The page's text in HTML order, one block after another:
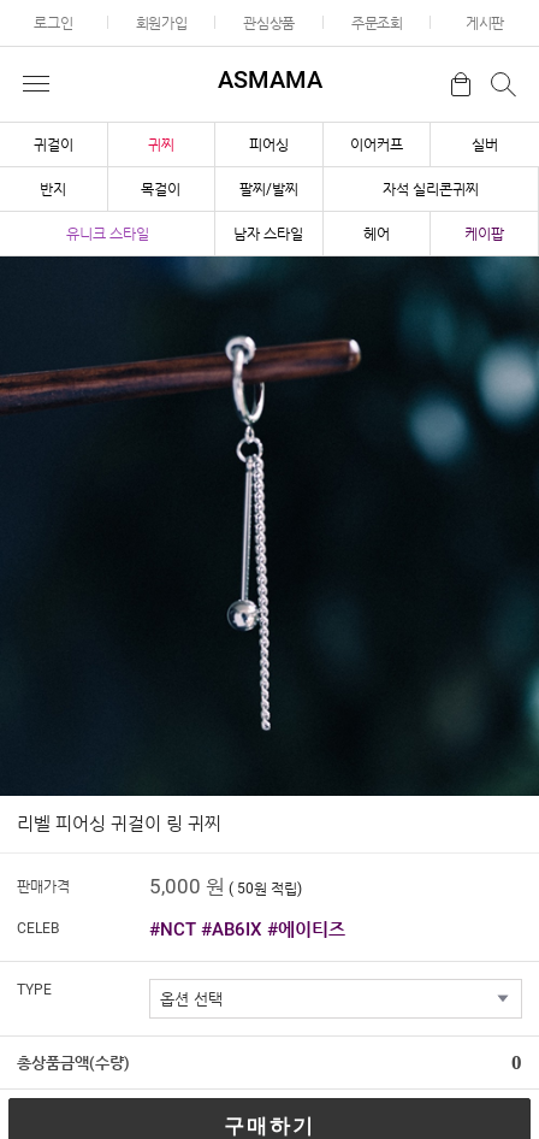
로그인 회원가입 관심상품 주문조회 게시판
ASMAMA
귀걸이 귀찌 피어싱 이어커프 실버
반지 목걸이 팔찌/발찌 자석 실리콘귀찌
유니크 스타일 남자 스타일 헤어 케이팝
리벨 피어싱 귀걸이 링 귀찌
판매가격 5,000 원 ( 50원 적립)
CELEB #NCT #AB6IX #에이티즈
TYPE
총상품금액(수량) 0
구매하기